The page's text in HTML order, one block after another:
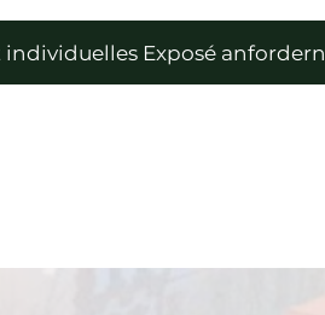
individuelles Exposé anfordern